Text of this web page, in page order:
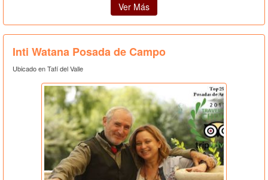
Ver Más
Inti Watana Posada de Campo
Ubicado en Tafí del Valle